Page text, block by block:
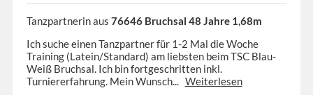
Tanzpartnerin aus 76646 Bruchsal 48 Jahre 1,68m
Ich suche einen Tanzpartner für 1-2 Mal die Woche
Training (Latein/Standard) am liebsten beim TSC Blau-
Weiß Bruchsal. Ich bin fortgeschritten inkl.
Turniererfahrung. Mein Wunsch... Weiterlesen